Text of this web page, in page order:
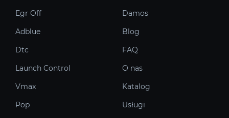
Egr Off
Adblue
Dtc
Launch Control
Vmax
Pop
Damos
Blog
FAQ
O nas
Katalog
Usługi